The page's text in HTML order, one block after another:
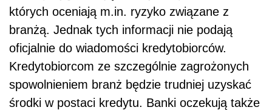
których oceniają m.in. ryzyko związane z
branżą. Jednak tych informacji nie podają
oficjalnie do wiadomości kredytobiorców.
Kredytobiorcom ze szczególnie zagrożonych
spowolnieniem branż będzie trudniej uzyskać
środki w postaci kredytu. Banki oczekują także